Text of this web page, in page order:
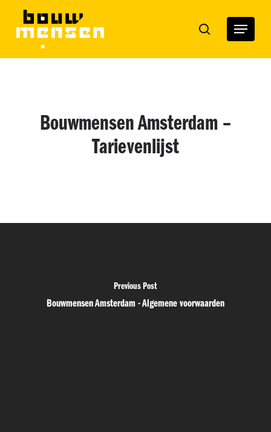
main
search Menu
Bouwmensen Amsterdam –
Tarievenlijst
Previous Post
Bouwmensen Amsterdam - Algemene voorwaarden